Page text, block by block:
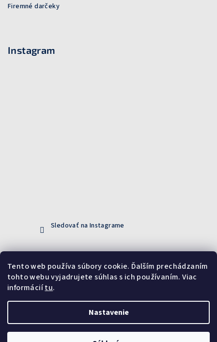
Tento web používa súbory cookie. Ďalším prechádzaním
tohto webu vyjadrujete súhlas s ich používaním. Viac
informáciítu.
Nastavenie
Firemné darčeky
Instagram
Sledovať na Instagrame
Prijímame online platby